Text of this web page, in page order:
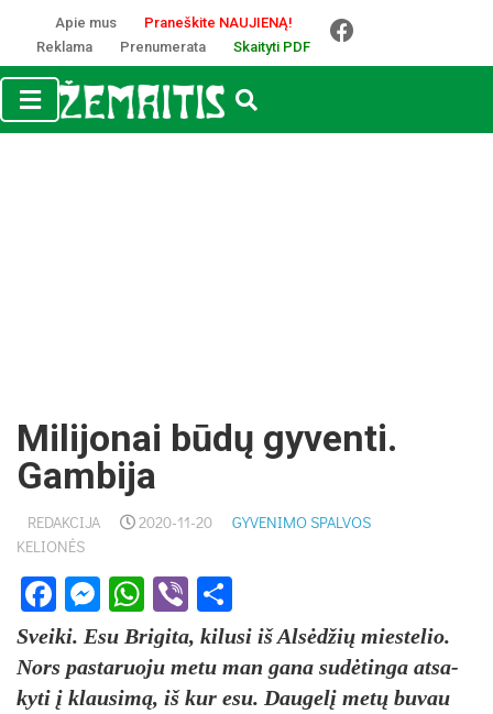
Apie mus
Praneškite NAUJIENĄ!
Reklama
Prenumerata Skaityti PDF
Milijonai būdų gyventi.
Gambija
REDAKCIJA 2020-11-20
GYVENIMO SPALVOS
KELIONĖS
Facebook
Messenger
WhatsApp
Viber
Svei­ki. Esu Bri­gi­ta, ki­lu­si iš Alsėd­žių mies­te­lio.
Nors pa­sta­ruo­ju me­tu man ga­na su­dėtin­ga at­sa­
ky­ti į klau­simą, iš kur esu. Dau­gelį metų bu­vau